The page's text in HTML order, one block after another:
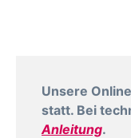
Unsere
statt. Bei
Anleitung.